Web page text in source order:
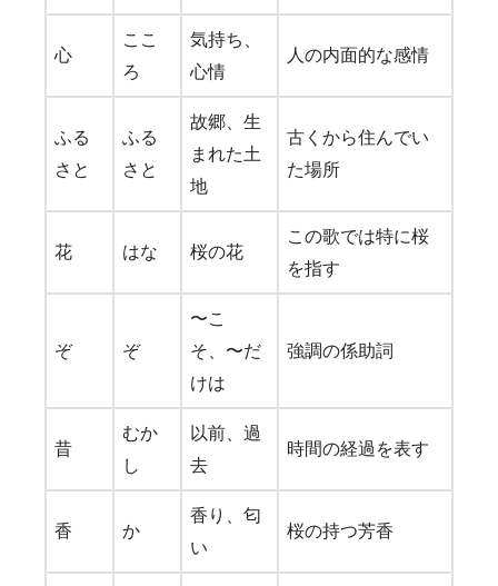
心
ここ
ろ
気持ち、
心情
人の内面的な感情
ふる
さと
ふる
さと
故郷、生
まれた土
地
古くから住んでい
た場所
花 はな 桜の花
この歌では特に桜
を指す
ぞ ぞ
〜こ
そ、〜だ
けは
強調の係助詞
昔
むか
し
以前、過
去
時間の経過を表す
香 か
香り、匂
い
桜の持つ芳香